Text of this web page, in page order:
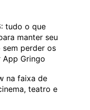
tudo o que
manter seu
perder os
App Gringo
na faixa de
teatro e